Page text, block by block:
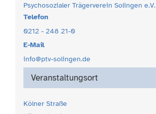
Veranstaltungsort
Kölner Straße
Psychosozialer Trägerverein Solingen e.V.
Telefon
0212 - 248 21-0
E-Mail
info@ptv-solingen.de